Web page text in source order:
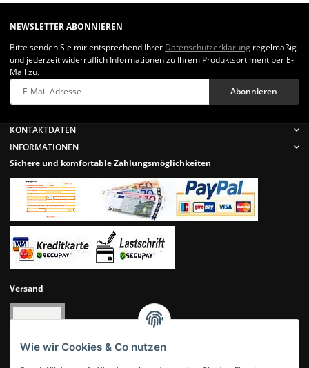
Wie wir Cookies & Co nutzen
KONTAKTDATEN
INFORMATIONEN
Sichere und komfortable Zahlungsmöglichkeiten
Versand
NEWSLETTER ABONNIEREN
Bitte senden Sie mir entsprechend Ihrer Datenschutzerklärung regelmäßig
und jederzeit widerruflich Informationen zu Ihrem Produktsortiment per E-
Mail zu.
Abonnieren